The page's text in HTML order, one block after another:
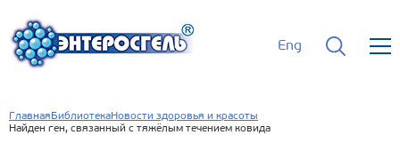
Eng
Главная БиблиотекаНовости здоровья и красоты
Найден ген, связанный с тяжёлым течением ковида